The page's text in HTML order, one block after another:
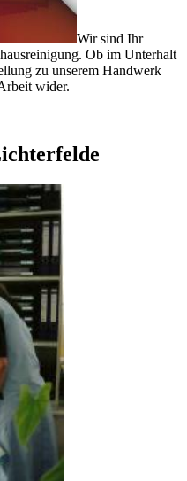
Wir sind Ihr
Ob im Unterhalt
zu unserem Handwerk
wider.